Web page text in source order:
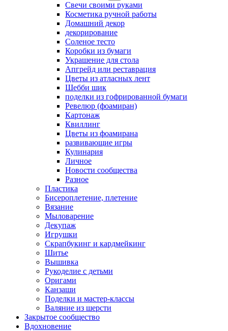
Свечи своими руками
Косметика ручной работы
Домашний декор
декорирование
Соленое тесто
Коробки из бумаги
Украшение для стола
Апгрейд или реставрация
Цветы из атласных лент
Шебби шик
поделки из гофрированной бумаги
Ревелюр (фоамиран)
Картонаж
Квиллинг
Цветы из фоамирана
развивающие игры
Кулинария
Личное
Новости сообщества
Разное
Пластика
Бисероплетение, плетение
Вязание
Мыловарение
Декупаж
Игрушки
Скрапбукинг и кардмейкинг
Шитье
Вышивка
Рукоделие с детьми
Оригами
Канзаши
Поделки и мастер-классы
Валяние из шерсти
Закрытое сообщество
Вдохновение